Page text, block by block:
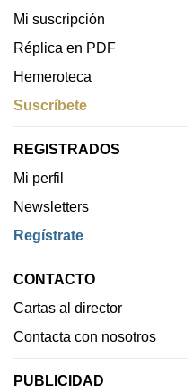
Mi suscripción
Réplica en PDF
Hemeroteca
Suscríbete
REGISTRADOS
Mi perfil
Newsletters
Regístrate
CONTACTO
Cartas al director
Contacta con nosotros
PUBLICIDAD